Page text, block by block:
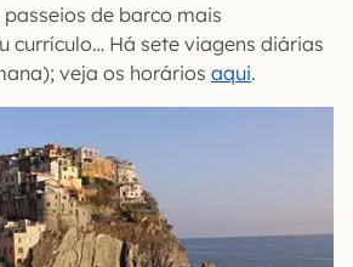
de barco mais
currículo… Há sete viagens diárias
veja os horários aqui.